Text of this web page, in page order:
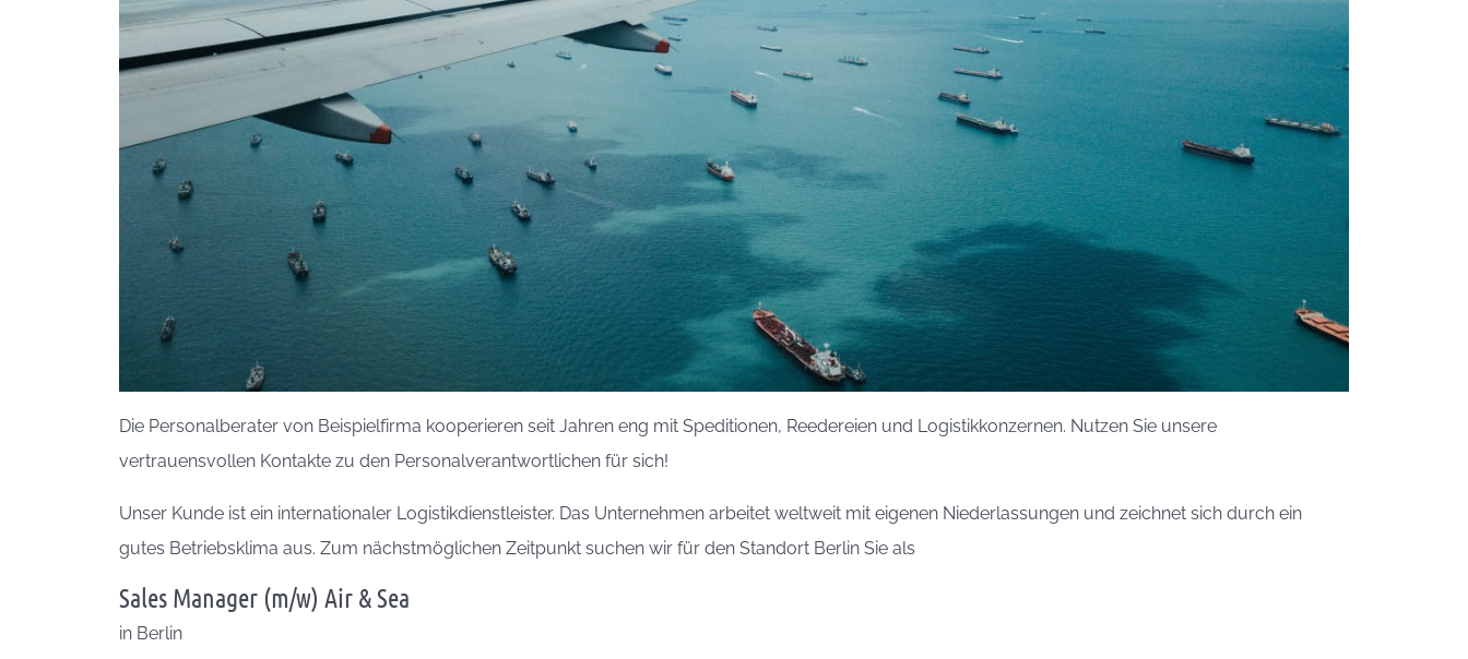
Die Personalberater von Beispielfirma kooperieren seit Jahren eng mit Speditionen, Reedereien und Logistikkonzernen. Nutzen Sie unsere
vertrauensvollen Kontakte zu den Personalverantwortlichen für sich!
Unser Kunde ist ein internationaler Logistikdienstleister. Das Unternehmen arbeitet weltweit mit eigenen Niederlassungen und zeichnet sich durch ein
gutes Betriebsklima aus. Zum nächstmöglichen Zeitpunkt suchen wir für den Standort Berlin Sie als
Sales Manager (m/w) Air & Sea
in Berlin